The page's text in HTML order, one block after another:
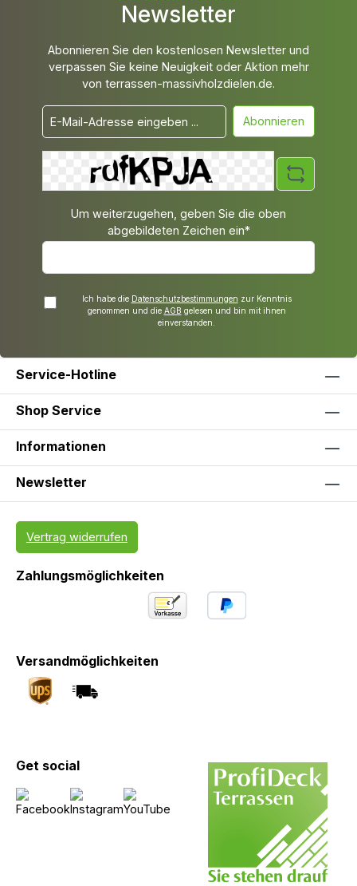
Newsletter
Abonnieren Sie den kostenlosen Newsletter und
verpassen Sie keine Neuigkeit oder Aktion mehr
von terrassen-massivholzdielen.de.
Abonnieren
Um weiterzugehen, geben Sie die oben
abgebildeten Zeichen ein*
Ich habe die Datenschutzbestimmungen zur Kenntnis
genommen und die AGB gelesen und bin mit ihnen
einverstanden.
Service-Hotline
Shop Service
Informationen
Newsletter
Vertrag widerrufen
Zahlungsmöglichkeiten
Versandmöglichkeiten
Get social